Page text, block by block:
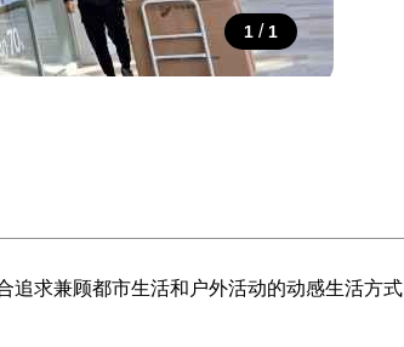
1 / 1
追求兼顾都市生活和户外活动的动感生活方式